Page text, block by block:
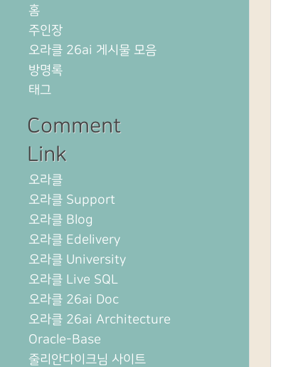
홈
주인장
오라클 26ai 게시물 모음
방명록
태그
Comment
Link
오라클
오라클 Support
오라클 Blog
오라클 Edelivery
오라클 University
오라클 Live SQL
오라클 26ai Doc
오라클 26ai Architecture
Oracle-Base
줄리안다이크님 사이트